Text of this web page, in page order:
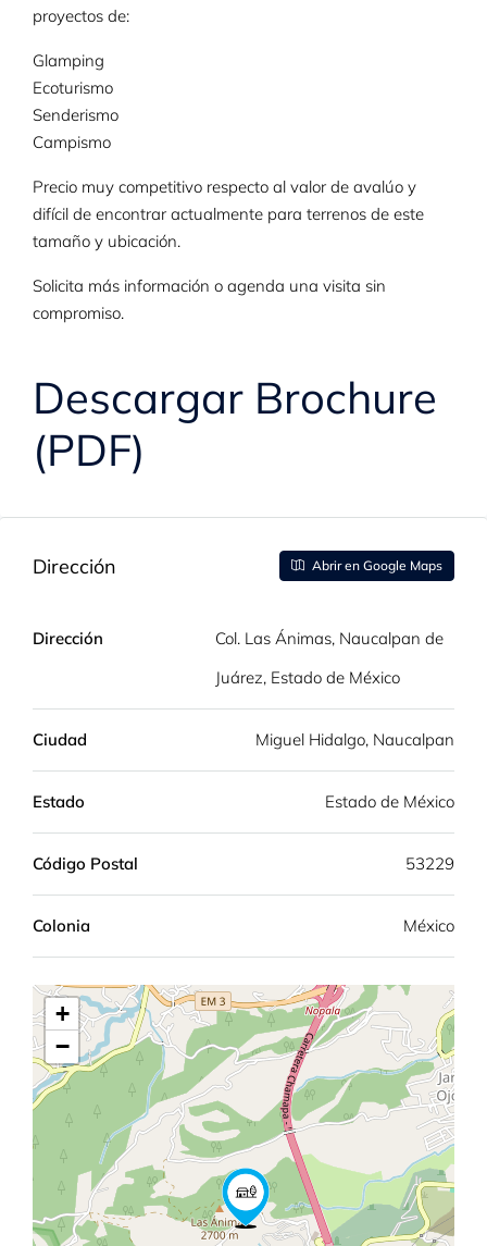
proyectos de:
Glamping
Ecoturismo
Senderismo
Campismo
Precio muy competitivo respecto al valor de avalúo y
difícil de encontrar actualmente para terrenos de este
tamaño y ubicación.
Solicita más información o agenda una visita sin
compromiso.
Descargar Brochure
(PDF)
Dirección Abrir en Google Maps
Dirección
Col. Las Ánimas, Naucalpan de
Juárez, Estado de México
Ciudad Miguel Hidalgo, Naucalpan
Estado Estado de México
Código Postal 53229
Colonia México
+
−